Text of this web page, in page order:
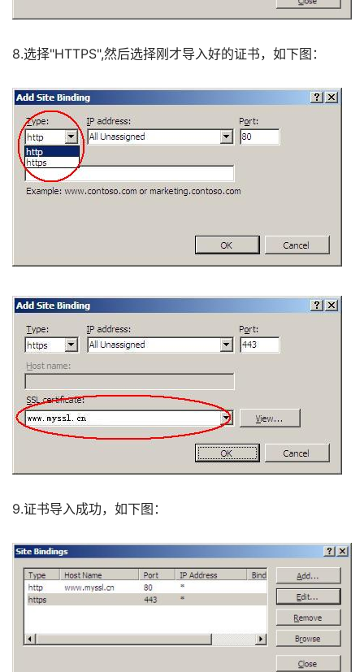
8.选择"HTTPS",然后选择刚才导入好的证书，如下图：
9.证书导入成功，如下图：